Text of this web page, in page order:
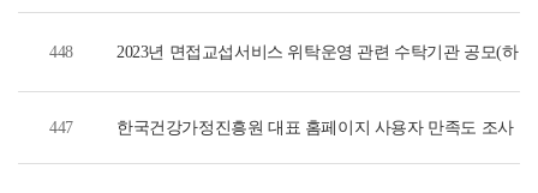
448 2023년 면접교섭서비스 위탁운영 관련 수탁기관 공모(하
447 한국건강가정진흥원 대표 홈페이지 사용자 만족도 조사